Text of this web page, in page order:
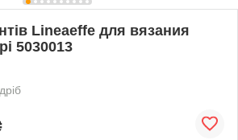
Lineaeffe для вязания
5030013